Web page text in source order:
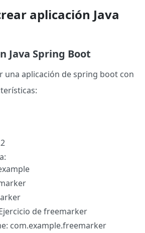
aplicación Java
Java Spring Boot
una aplicación de spring boot con
de freemarker
com.example.freemarker